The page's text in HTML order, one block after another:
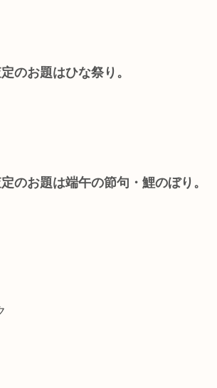
のお題はひな祭り。
のお題は端午の節句・鯉のぼり。